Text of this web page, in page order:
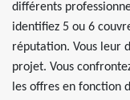
différents
identifiez 5 ou 6
réputation. Vous leur
projet. Vous
les offres en fonction